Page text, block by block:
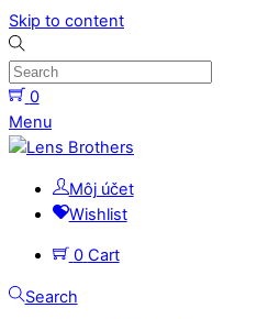
Skip to content
0
Menu
Môj účet
Wishlist
0 Cart
Search